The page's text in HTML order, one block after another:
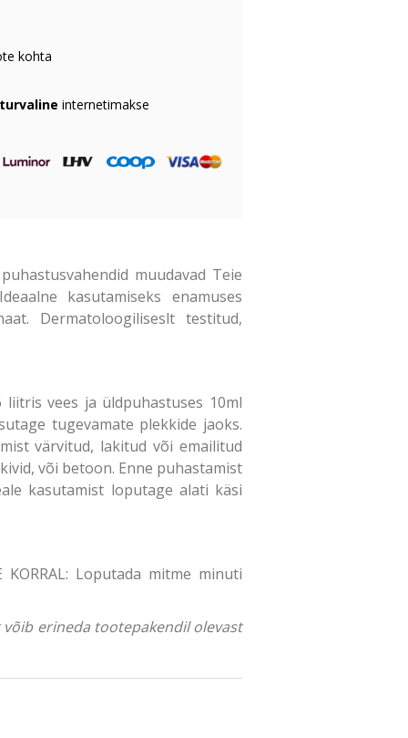
kohta
internetimakse
muudavad Teie
kasutamiseks enamuses
Dermatoloogiliseslt testitud,
liitris vees ja üldpuhastuses 10ml
tugevamate plekkide jaoks.
värvitud, lakitud või emailitud
või betoon. Enne puhastamist
kasutamist loputage alati käsi
Loputada mitme minuti
erineda tootepakendil olevast